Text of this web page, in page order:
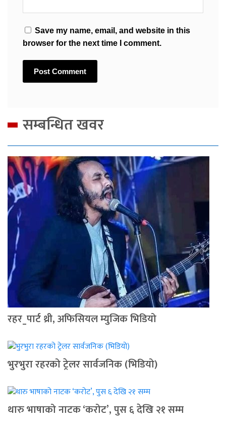
Save my name, email, and website in this
browser for the next time I comment.
सम्बन्धित खवर
रहर_पार्ट थ्री, अफिसियल म्युजिक भिडियो
भुरभुरा रहरको ट्रेलर सार्वजनिक (भिडियो)
थारु भाषाको नाटक ‘करोट’, पुस ६ देखि २१ सम्म